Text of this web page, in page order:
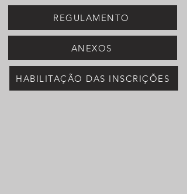
REGULAMENTO
ANEXOS
HABILITAÇÃO DAS INSCRIÇÕES